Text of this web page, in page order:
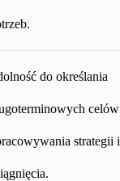
do określania
strategii